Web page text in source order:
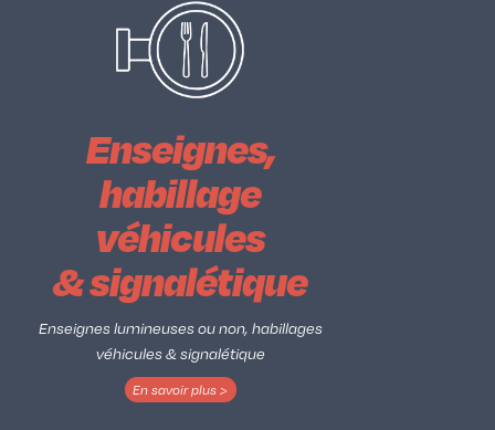
Enseignes,
habillage
véhicules
& signalétique
Enseignes lumineuses ou non, habillages
véhicules & signalétique
En savoir plus >